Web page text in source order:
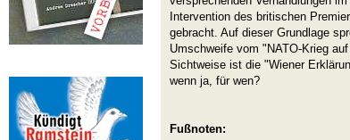
Intervention des britischen
gebracht. Auf dieser Grundlage
Umschweife vom "NATO-Krieg
Sichtweise ist die "Wiener
wenn ja, für wen?
Fußnoten: